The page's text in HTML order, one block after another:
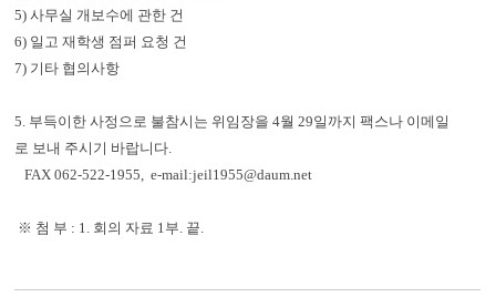
5) 사무실 개보수에 관한 건
6) 일고 재학생 점퍼 요청 건
7) 기타 협의사항
5. 부득이한 사정으로 불참시는 위임장을 4월 29일까지 팩스나 이메일
로 보내 주시기 바랍니다.
FAX 062-522-1955, e-mail:jeil1955@daum.net
※ 첨 부 : 1. 회의 자료 1부. 끝.